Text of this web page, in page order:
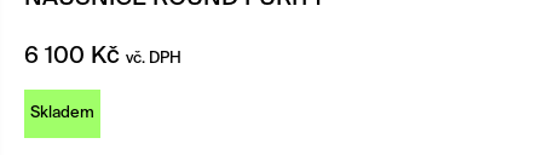
6 100 Kč vč. DPH
Skladem